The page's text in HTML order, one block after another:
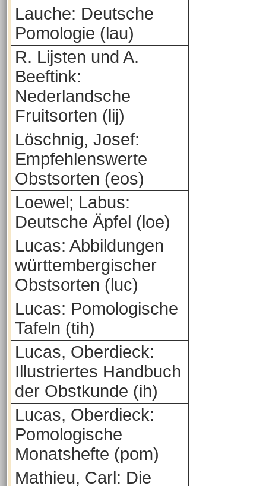
Lauche: Deutsche
Pomologie (lau)
R. Lijsten und A.
Beeftink:
Nederlandsche
Fruitsorten (lij)
Löschnig, Josef:
Empfehlenswerte
Obstsorten (eos)
Loewel; Labus:
Deutsche Äpfel (loe)
Lucas: Abbildungen
württembergischer
Obstsorten (luc)
Lucas: Pomologische
Tafeln (tih)
Lucas, Oberdieck:
Illustriertes Handbuch
der Obstkunde (ih)
Lucas, Oberdieck:
Pomologische
Monatshefte (pom)
Mathieu, Carl: Die